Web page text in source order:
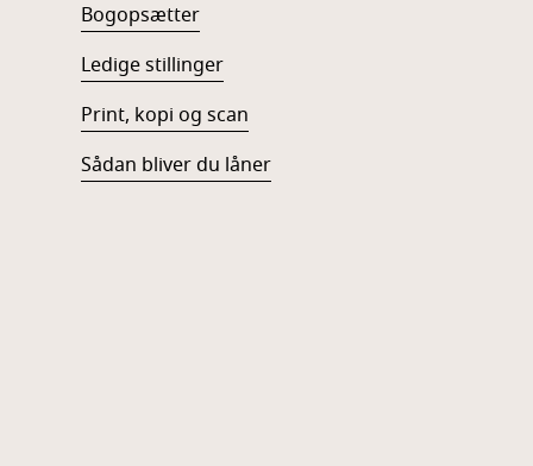
Bogopsætter
Ledige stillinger
Print, kopi og scan
Sådan bliver du låner